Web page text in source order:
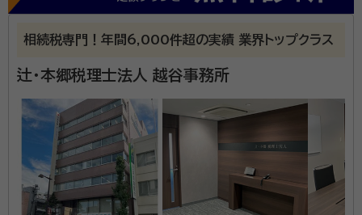
相続税専門！年間6,000件超の実績 業界トップクラス
辻・本郷税理士法人 越谷事務所